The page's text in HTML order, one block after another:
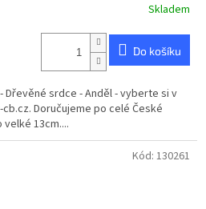
Skladem
Do košíku
srdce - Anděl - vyberte si v
Doručujeme po celé České
13cm....
Kód: 130261